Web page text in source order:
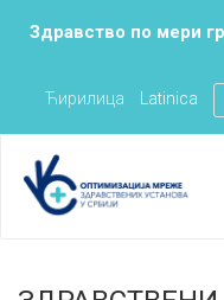
Здравство по мери
Ћирилица Latinica
Почетна